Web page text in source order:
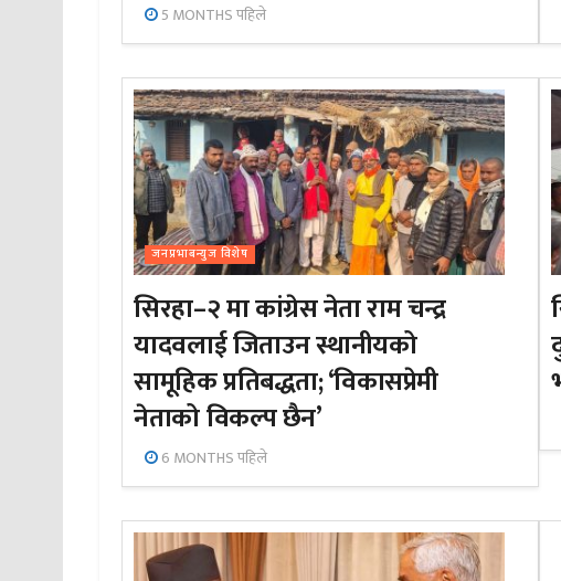
5 MONTHS पहिले
जनप्रभाबन्युज विशेष
सिरहा–२ मा कांग्रेस नेता राम चन्द्र
यादवलाई जिताउन स्थानीयको
सामूहिक प्रतिबद्धता; ‘विकासप्रेमी
नेताको विकल्प छैन’
6 MONTHS पहिले